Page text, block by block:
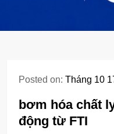
Posted on: Tháng 10
bơm hóa chất
động từ FTI